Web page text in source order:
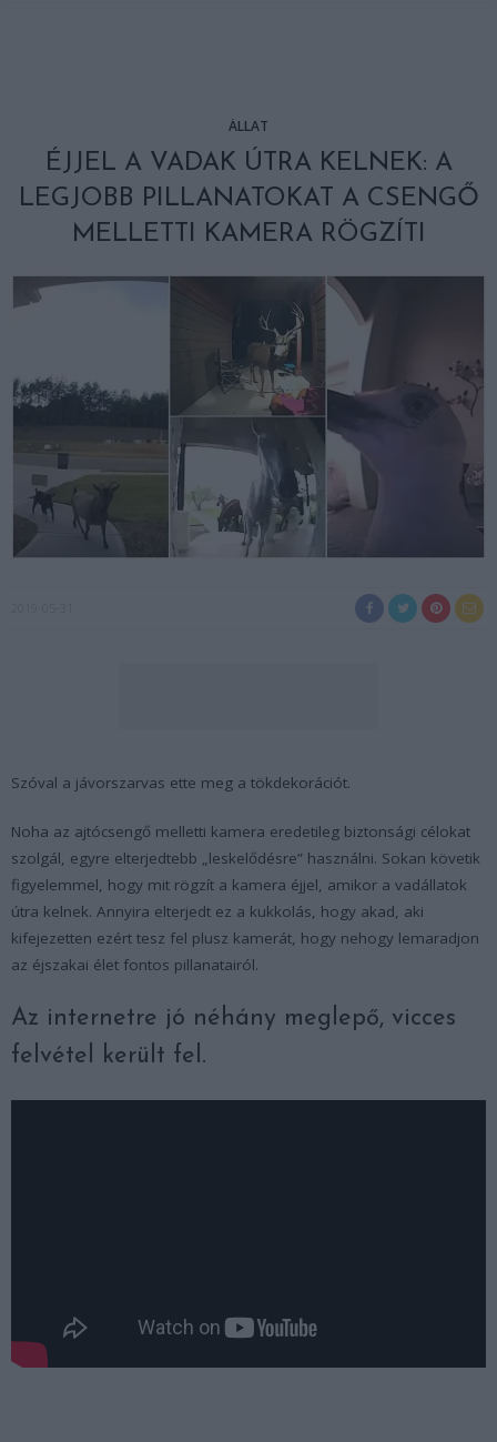
ÁLLAT
ÉJJEL A VADAK ÚTRA KELNEK: A
LEGJOBB PILLANATOKAT A CSENGŐ
MELLETTI KAMERA RÖGZÍTI
Szóval a jávorszarvas ette meg a tökdekorációt.
Noha az ajtócsengő melletti kamera eredetileg biztonsági célokat
szolgál, egyre elterjedtebb „leskelődésre” használni. Sokan követik
figyelemmel, hogy mit rögzít a kamera éjjel, amikor a vadállatok
útra kelnek. Annyira elterjedt ez a kukkolás, hogy akad, aki
kifejezetten ezért tesz fel plusz kamerát, hogy nehogy lemaradjon
az éjszakai élet fontos pillanatairól.
Az internetre jó néhány meglepő, vicces
felvétel került fel.